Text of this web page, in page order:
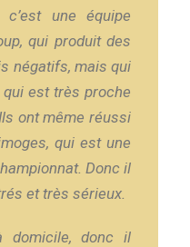
une équipe
qui produit des
négatifs, mais qui
est très proche
ont même réussi
qui est une
Donc il
et très sérieux.
domicile, donc il